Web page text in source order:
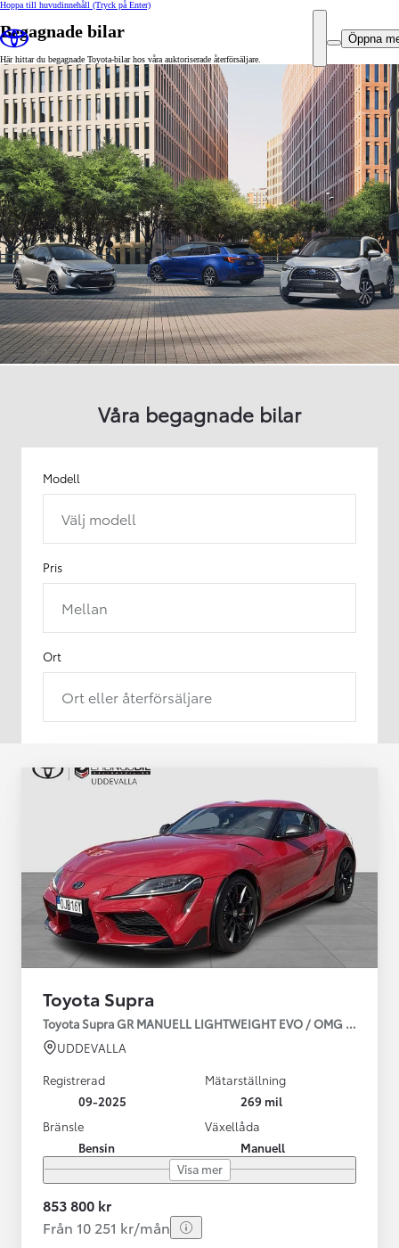
Hoppa till huvudinnehåll (Tryck på Enter)
Öppna
Begagnade bilar
Här hittar du begagnade Toyota-bilar hos våra auktoriserade återförsäljare.
Våra begagnade bilar
Modell
Välj modell
Pris
Mellan
Ort
Ort eller återförsäljare
Toyota Supra
Toyota Supra GR MANUELL LIGHTWEIGHT EVO / OMG LEV!
UDDEVALLA
Registrerad
09-2025
Mätarställning
269 mil
Bränsle
Bensin
Växellåda
Manuell
Visa mer
853 800 kr
Från 10 251 kr/mån